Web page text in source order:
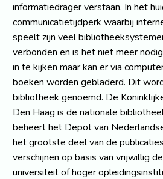
informatiedrager verstaan. In het
communicatietijdperk waarbij
speelt zijn veel
verbonden en is het niet meer
in te kijken maar kan er via
boeken worden gebladerd. Dit
bibliotheek genoemd. De
Den Haag is de nationale
beheert het Depot van
het grootste deel van de
verschijnen op basis van vrijwillig
universiteit of hoger